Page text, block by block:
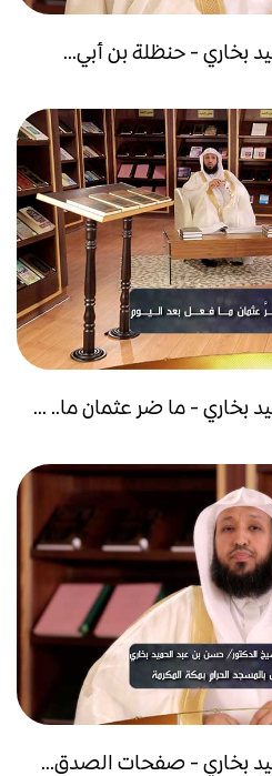
بخاري - حنظلة بن أبي...
بخاري - ما ضر عثمان ما.. ...
بخاري - صفحات الصدق...